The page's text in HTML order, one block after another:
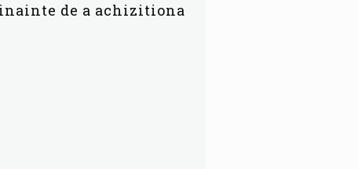
de a achizitiona